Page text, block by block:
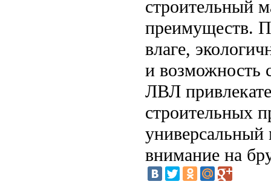
строительный
преимуществ.
влаге,
и возможность
ЛВЛ
строительных
универсальный
внимание на